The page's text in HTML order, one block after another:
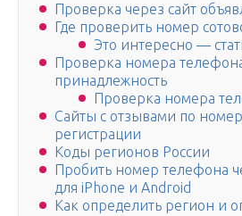
Проверка через сайт
Где проверить номер
Это интересно —
Проверка номера
принадлежность
Проверка номера
Сайты с отзывами по
регистрации
Коды регионов России
Пробить номер телефона
для iPhone и Android
Как определить регион и